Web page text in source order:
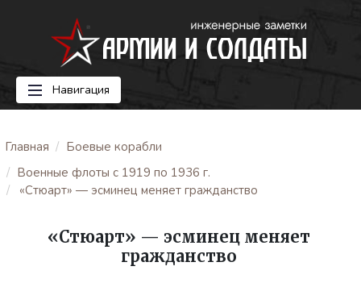
Навигация
Главная
Боевые корабли
Военные флоты с 1919 по 1936 г.
«Стюарт» — эсминец меняет гражданство
«Стюарт» — эсминец меняет
гражданство